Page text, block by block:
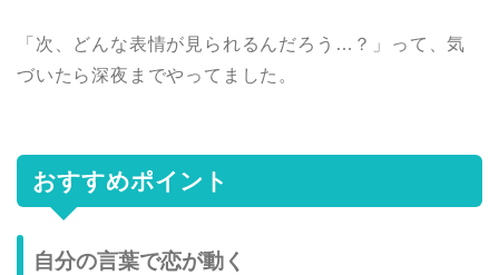
「次、どんな表情が見られるんだろう…？」って、気
づいたら深夜までやってました。
おすすめポイント
自分の言葉で恋が動く